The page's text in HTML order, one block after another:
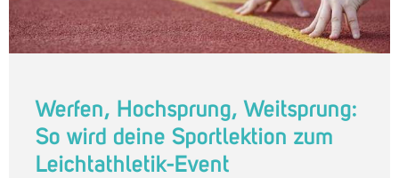
Werfen, Hochsprung, Weitsprung:
So wird deine Sportlektion zum
Leichtathletik-Event